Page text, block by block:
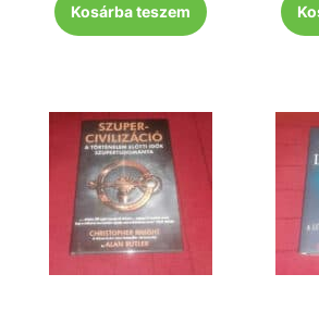
Kosárba teszem